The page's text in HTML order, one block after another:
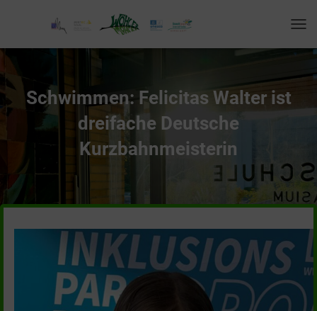
O
G
G
A
T
I
Schwimmen: Felicitas Walter ist
dreifache Deutsche
Kurzbahnmeisterin